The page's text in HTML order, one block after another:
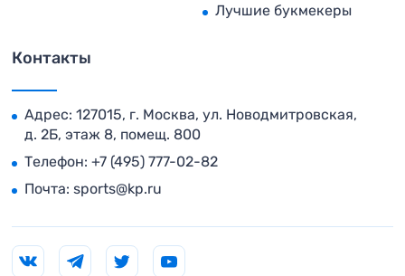
Лучшие букмекеры
Контакты
Адрес: 127015, г. Москва, ул. Новодмитровская,
д. 2Б, этаж 8, помещ. 800
Телефон: +7 (495) 777-02-82
Почта: sports@kp.ru